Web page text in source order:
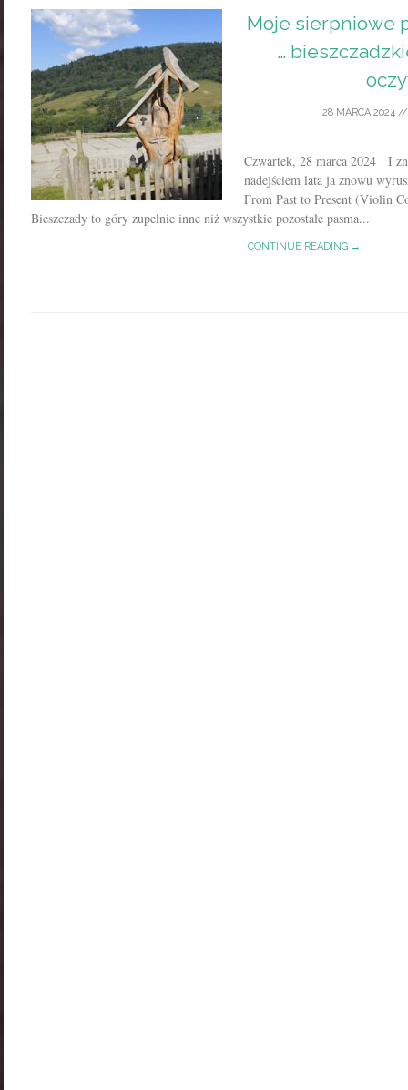
Moje sierpniowe
…
28 MARCA 2024
Czwartek, 28 marca 2024 I
nadejściem lata ja znowu
From Past to Present (Violin
Bieszczady to góry zupełnie inne niż wszystkie pozostałe pasma...
CONTINUE READING →